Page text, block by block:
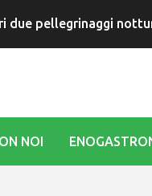
due pellegrinaggi
NOI